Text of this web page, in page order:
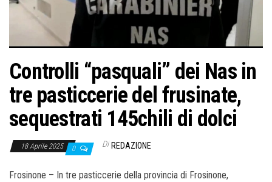
n
e
Controlli “pasquali” dei Nas in
tre pasticcerie del frusinate,
sequestrati 145chili di dolci
18 Aprile 2025 0 Di REDAZIONE
Frosinone – In tre pasticcerie della provincia di Frosinone,